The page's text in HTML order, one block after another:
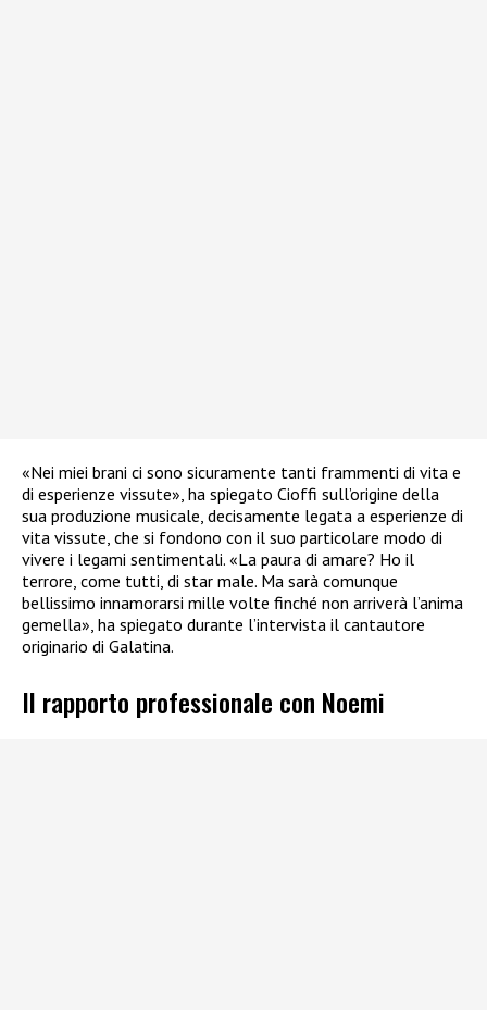
«Nei miei brani ci sono sicuramente tanti frammenti di vita e
di esperienze vissute», ha spiegato Cioffi sull’origine della
sua produzione musicale, decisamente legata a esperienze di
vita vissute, che si fondono con il suo particolare modo di
vivere i legami sentimentali. «La paura di amare? Ho il
terrore, come tutti, di star male. Ma sarà comunque
bellissimo innamorarsi mille volte finché non arriverà l’anima
gemella», ha spiegato durante l’intervista il cantautore
originario di Galatina.
Il rapporto professionale con Noemi